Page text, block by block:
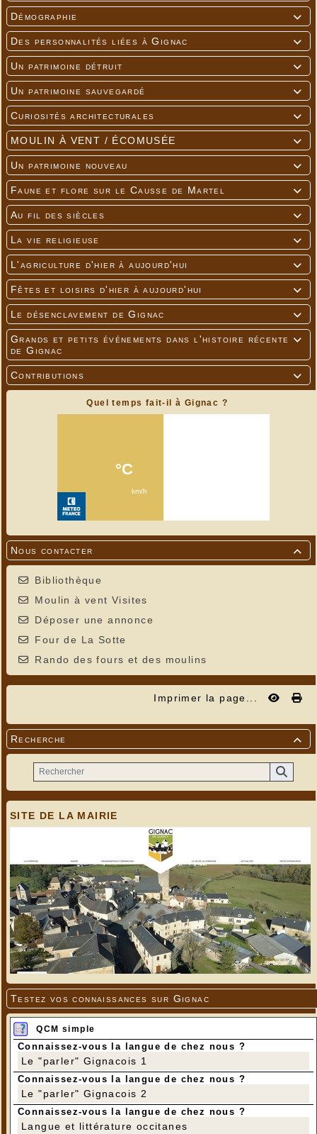

Démographie

Des personnalités liées à Gignac

Un patrimoine détruit

Un patrimoine sauvegardé

Curiosités architecturales

MOULIN À VENT / ÉCOMUSÉE

Un patrimoine nouveau

Faune et flore sur le Causse de Martel

Au fil des siècles

La vie religieuse

L'agriculture d'hier à aujourd'hui

Fêtes et loisirs d'hier à aujourd'hui

Le désenclavement de Gignac

Grands et petits événements dans l'histoire récente
de Gignac

Contributions
Quel temps fait-il à Gignac ?

Nous contacter
Bibliothèque
Moulin à vent Visites
Déposer une annonce
Four de La Sotte
Rando des fours et des moulins
Imprimer la page...

Recherche
SITE DE LA MAIRIE
Testez vos connaissances sur Gignac
QCM simple
Connaissez-vous la langue de chez nous ?
Le "parler" Gignacois 1
Connaissez-vous la langue de chez nous ?
Le "parler" Gignacois 2
Connaissez-vous la langue de chez nous ?
Langue et littérature occitanes